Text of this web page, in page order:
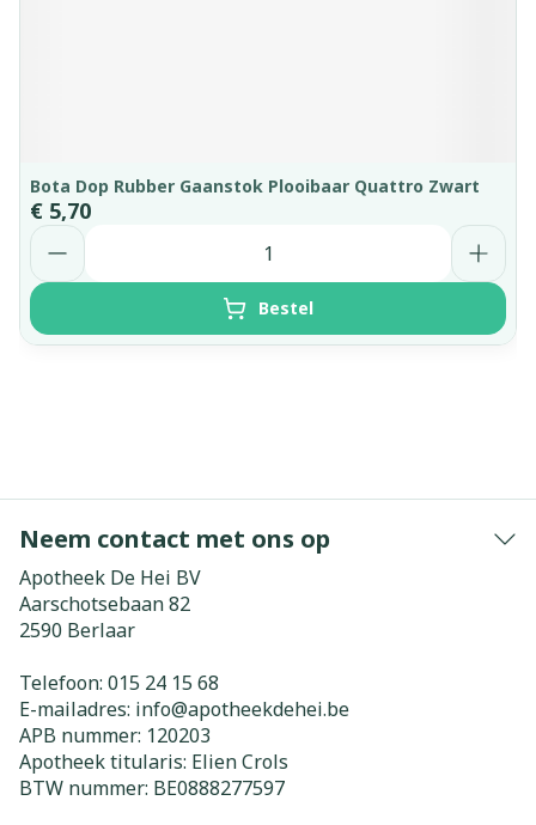
Bota Dop Rubber Gaanstok Plooibaar Quattro Zwart
€ 5,70
Aantal
Bestel
Neem contact met ons op
Apotheek De Hei BV
Aarschotsebaan 82
2590 Berlaar
Telefoon: 015 24 15 68
E-mailadres: info@apotheekdehei.be
APB nummer: 120203
Apotheek titularis: Elien Crols
BTW nummer: BE0888277597